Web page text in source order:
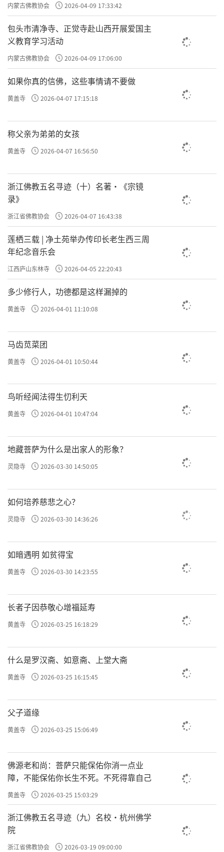
内蒙古佛教协会 2026-04-09 17:33:42
包头市清净寺、正觉寺赴山西开展爱国主
义教育学习活动
内蒙古佛教协会 2026-04-09 17:06:00
如果你真的信佛，这些事情请不要做
黄盖寺 2026-04-07 17:15:18
称父亲为弟弟的女孩
黄盖寺 2026-04-07 16:56:50
浙江佛教五名寻迹（十）名著·《宗镜
录》
浙江省佛教协会 2026-04-07 16:43:38
莲栖三载 | 净土苑举办传印长老生西三周
年纪念音乐会
江西庐山东林寺 2026-04-05 22:20:43
多少修行人，功德都是这样漏掉的
黄盖寺 2026-04-01 11:10:08
马齿苋菜团
黄盖寺 2026-04-01 10:50:44
鸟听经闻法得生忉利天
黄盖寺 2026-04-01 10:47:04
地藏菩萨为什么是出家人的形象？
灵隐寺 2026-03-30 14:50:05
如何培养慈悲之心？
灵隐寺 2026-03-30 14:36:26
如暗遇明 如贫得宝
黄盖寺 2026-03-30 14:23:55
长者子因恭敬心增福延寿
黄盖寺 2026-03-25 16:18:29
什么是罗汉斋、如意斋、上堂大斋
黄盖寺 2026-03-25 16:15:45
父子道缘
黄盖寺 2026-03-25 15:06:49
佛源老和尚：菩萨只能保佑你消一点业
障，不能保佑你长生不死。不死得靠自己
黄盖寺 2026-03-25 15:03:29
浙江佛教五名寻迹（九）名校·杭州佛学
院
浙江省佛教协会 2026-03-19 09:00:00